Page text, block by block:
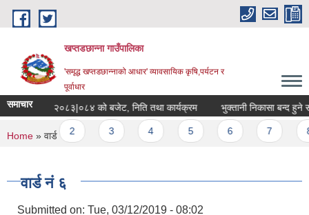
Skip to main content
खप्तडछान्ना गाउँपालिका
'समृद्ध खप्तडछान्नाको आधार' व्यावसायिक कृषि,पर्यटन र
पूर्वाधार
समाचारआ.व. २०८३|०८४ को बजेट, निति तथा कार्यक्रम भुक्तानी निकासा बन्द हुने
Pages
You are here
Home » वार्ड नं ६
वार्ड नं ६
Submitted on: Tue, 03/12/2019 - 08:02